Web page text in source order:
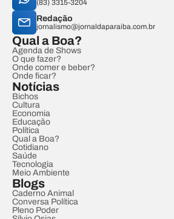
(83) 3315-3204
Redação
jornalismo@jornaldaparaiba.com.br
Qual a Boa?
Agenda de Shows
O que fazer?
Onde comer e beber?
Onde ficar?
Notícias
Bichos
Cultura
Economia
Educação
Política
Qual a Boa?
Cotidiano
Saúde
Tecnologia
Meio Ambiente
Blogs
Caderno Animal
Conversa Política
Pleno Poder